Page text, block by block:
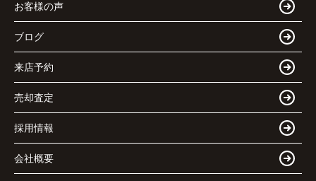
お客様の声
ブログ
来店予約
売却査定
採用情報
会社概要